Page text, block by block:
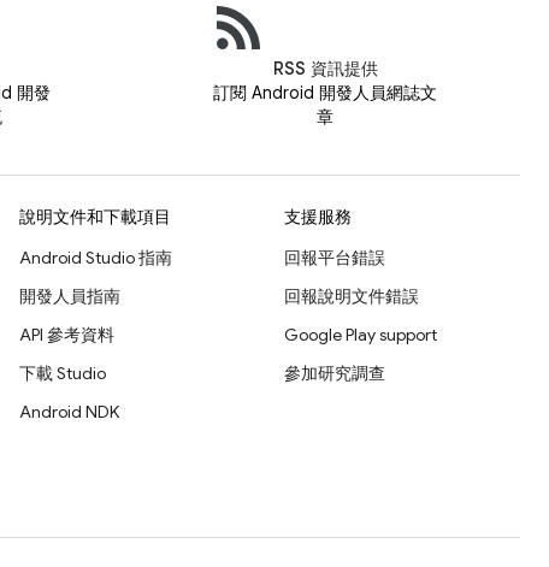
開發
RSS 資訊提供
訂閱 Android 開發人員網誌文
章
說明文件和下載項目
Android Studio 指南
開發人員指南
API 參考資料
下載 Studio
Android NDK
支援服務
回報平台錯誤
回報說明文件錯誤
Google Play support
參加研究調查